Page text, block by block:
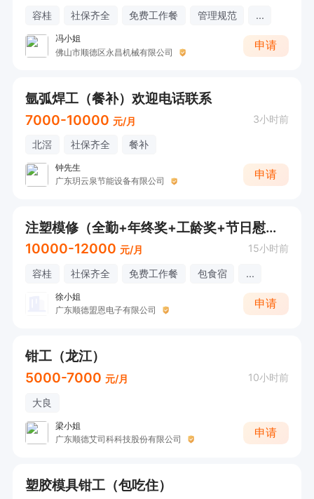
容桂 社保齐全 免费工作餐 管理规范 ...
冯小姐
佛山市顺德区永昌机械有限公司
申请
氩弧焊工（餐补）欢迎电话联系
7000-10000 元/月 3小时前
北滘 社保齐全 餐补
钟先生
广东玥云泉节能设备有限公司
申请
注塑模修（全勤+年终奖+工龄奖+节日慰问）
10000-12000 元/月 15小时前
容桂 社保齐全 免费工作餐 包食宿 ...
徐小姐
广东顺德盟恩电子有限公司
申请
钳工（龙江）
5000-7000 元/月 10小时前
大良
梁小姐
广东顺德艾司科科技股份有限公司
申请
塑胶模具钳工（包吃住）